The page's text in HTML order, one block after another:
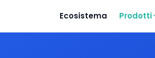
Ecosistema Prodotti